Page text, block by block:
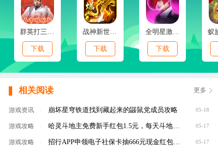
群英打三国(0.1春节特别版)
下载
战神新世纪(免赞沉默开荒)
下载
全明星激斗(内置0.1折新春版)
下载
相关阅读 更多
游戏资讯 崩坏星穹铁道找到藏起来的鼹鼠党成员攻略 05-18
游戏攻略 哈灵斗地主免费新手红包1.5元，每天斗地主领元 05-17
游戏攻略 招行APP申领电子社保卡抽666元现金红包，100%有礼 05-17